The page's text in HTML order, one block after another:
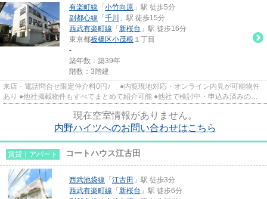
有楽町線 「 小竹向原 」駅 徒歩5分
副都心線 「 千川
」駅 徒歩15分
西武有楽町線 「 新桜台 」駅 徒歩16分
東京都板橋区小茂根 １丁目
-
築年数：築39年
階数：3階建
来店・電話問合せ限定仲介料0円♪ ●内覧現地対応・オンライン内見が可能物件
あり ●他社掲載物件もすべてまとめて紹介可能 ●他社で検討中・申込み済みのお
現在空室情報がありません。
内野ハイツへのお問い合わせはこちら
賃貸｜アパート コートハウス江古田
西武池袋線 「 江古田 」駅 徒歩3分
西武有楽町線 「 新桜台 」駅 徒歩6分